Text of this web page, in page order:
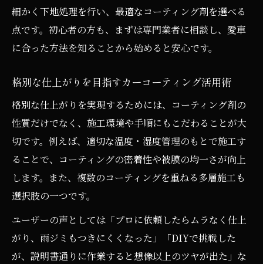
格別な美しさを保つカーコーティング活用
ポイント
細かく下地処理を行い、最適なコーティング剤を選べる
点です。初心者の方も、まずは専門業者に相談し、愛車
に合った方法を知ることから始めると安心です。
格別な仕上がりを目指すカーコーティング活用術
格別な仕上がりを実現するためには、コーティング剤の
性質だけでなく、施工環境や手順にもこだわることが大
切です。例えば、適切な温度・湿度管理のもとで施工す
ることで、コーティングの密着性や被膜の均一さが向上
します。また、複数のコーティングを重ねる多層施工も
選択肢の一つです。
ユーザーの声としては「プロに依頼したらムラなく仕上
がり、雨ジミもつきにくくなった」「DIYで挑戦した
が、説明書通りに作業すると想像以上のツヤが出た」な